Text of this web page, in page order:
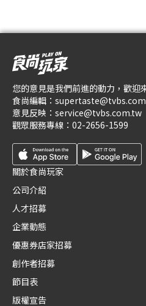
您的意見是我們前進的動力，歡迎
食尚編輯：
意見反映： service@tvbs.com.tw
觀眾服務專線： 02-2656-1599
關於食尚玩家
公司介紹
人才招募
企業動態
優惠券店家招募
創作者招募
節目表
版權宣告